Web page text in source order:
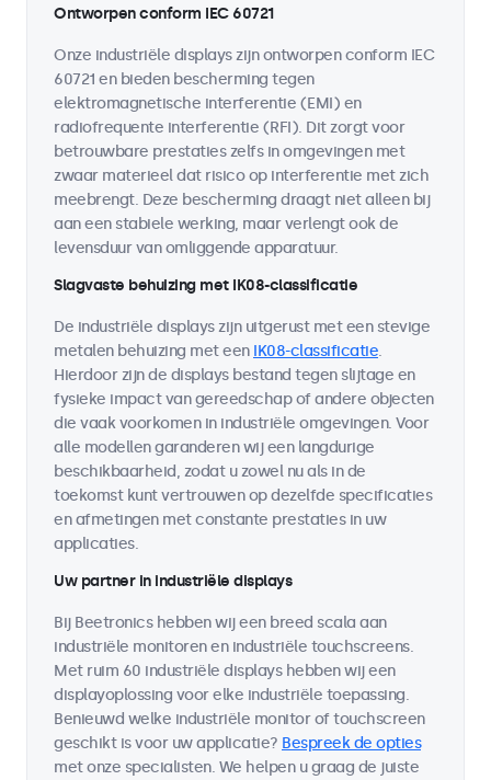
Ontworpen conform IEC 60721
Onze industriële displays zijn ontworpen conform IEC
60721 en bieden bescherming tegen
elektromagnetische interferentie (EMI) en
radiofrequente interferentie (RFI). Dit zorgt voor
betrouwbare prestaties zelfs in omgevingen met
zwaar materieel dat risico op interferentie met zich
meebrengt. Deze bescherming draagt niet alleen bij
aan een stabiele werking, maar verlengt ook de
levensduur van omliggende apparatuur.
Slagvaste behuizing met IK08-classificatie
De industriële displays zijn uitgerust met een stevige
metalen behuizing met een IK08-classificatie.
Hierdoor zijn de displays bestand tegen slijtage en
fysieke impact van gereedschap of andere objecten
die vaak voorkomen in industriële omgevingen. Voor
alle modellen garanderen wij een langdurige
beschikbaarheid, zodat u zowel nu als in de
toekomst kunt vertrouwen op dezelfde specificaties
en afmetingen met constante prestaties in uw
applicaties.
Uw partner in industriële displays
Bij Beetronics hebben wij een breed scala aan
industriële monitoren en industriële touchscreens.
Met ruim 60 industriële displays hebben wij een
displayoplossing voor elke industriële toepassing.
Benieuwd welke industriële monitor of touchscreen
geschikt is voor uw applicatie? Bespreek de opties
met onze specialisten. We helpen u graag de juiste